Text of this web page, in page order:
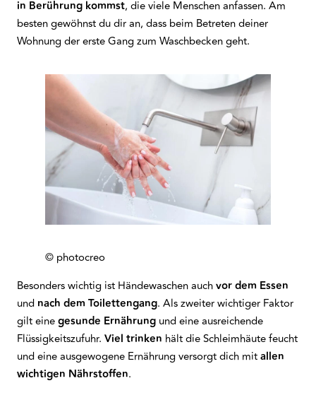
in Berührung kommst, die viele Menschen anfassen. Am
besten gewöhnst du dir an, dass beim Betreten deiner
Wohnung der erste Gang zum Waschbecken geht.
© photocreo
Besonders wichtig ist Händewaschen auchvor dem Essen
und nach dem Toilettengang. Als zweiter wichtiger Faktor
gilt einegesunde Ernährung und eine ausreichende
Flüssigkeitszufuhr. Viel trinken hält die Schleimhäute feucht
und eine ausgewogene Ernährung versorgt dich mitallen
wichtigen Nährstoffen.